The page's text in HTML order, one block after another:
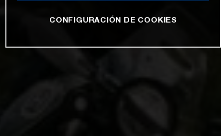
CONFIGURACIÓN DE COOKIES